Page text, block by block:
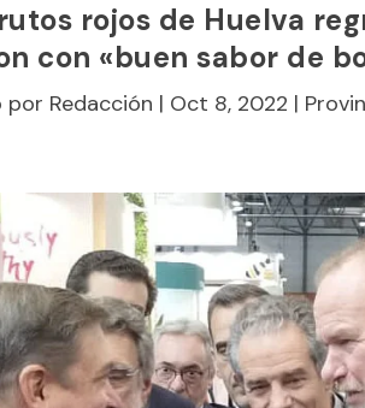
rojos de Huelva
con «buen sabor de
por Redacción | Oct 8, 2022 |